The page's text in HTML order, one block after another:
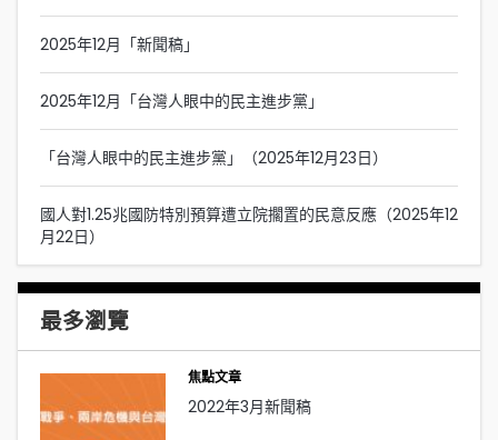
2025年12月「新聞稿」
2025年12月「台灣人眼中的民主進步黨」
「台灣人眼中的民主進步黨」（2025年12月23日）
國人對1.25兆國防特別預算遭立院擱置的民意反應（2025年12
月22日）
最多瀏覽
焦點文章
2022年3月新聞稿